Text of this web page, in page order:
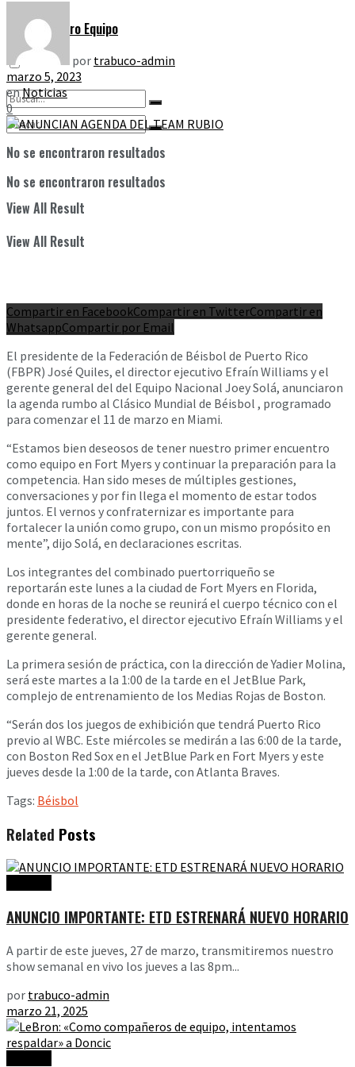
No se encontraron resultados
View All Result
Nuestro Equipo
No se encontraron resultados
View All Result
por trabuco-admin
marzo 5, 2023
enNoticias
0
Compartir en FacebookCompartir en TwitterCompartir en
WhatsappCompartir por Email
El presidente de la Federación de Béisbol de Puerto Rico
(FBPR) José Quiles, el director ejecutivo Efraín Williams y el
gerente general del del Equipo Nacional Joey Solá, anunciaron
la agenda rumbo al Clásico Mundial de Béisbol , programado
para comenzar el 11 de marzo en Miami.
“Estamos bien deseosos de tener nuestro primer encuentro
como equipo en Fort Myers y continuar la preparación para la
competencia. Han sido meses de múltiples gestiones,
conversaciones y por fin llega el momento de estar todos
juntos. El vernos y confraternizar es importante para
fortalecer la unión como grupo, con un mismo propósito en
mente”, dijo Solá, en declaraciones escritas.
Los integrantes del combinado puertorriqueño se
reportarán este lunes a la ciudad de Fort Myers en Florida,
donde en horas de la noche se reunirá el cuerpo técnico con el
presidente federativo, el director ejecutivo Efraín Williams y el
gerente general.
La primera sesión de práctica, con la dirección de Yadier Molina,
será este martes a la 1:00 de la tarde en el JetBlue Park,
complejo de entrenamiento de los Medias Rojas de Boston.
“Serán dos los juegos de exhibición que tendrá Puerto Rico
previo al WBC. Este miércoles se medirán a las 6:00 de la tarde,
con Boston Red Sox en el JetBlue Park en Fort Myers y este
jueves desde la 1:00 de la tarde, con Atlanta Braves.
Tags: Béisbol
Related Posts
ANUNCIO IMPORTANTE: ETD ESTRENARÁ NUEVO HORARIO
A partir de este jueves, 27 de marzo, transmitiremos nuestro
show semanal en vivo los jueves a las 8pm...
por trabuco-admin
marzo 21, 2025